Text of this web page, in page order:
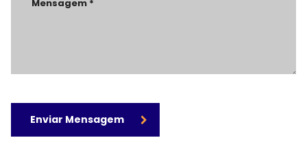
Enviar Mensagem